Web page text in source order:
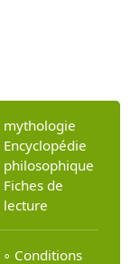
mythologie
Encyclopédie
philosophique
Fiches de
lecture
∘ Conditions